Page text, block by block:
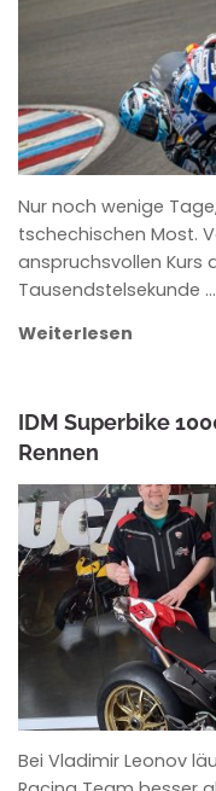
Nur noch wenige
tschechischen Most.
anspruchsvollen Kurs
Tausendstelsekunde …
Weiterlesen
IDM Superbike
Rennen
ANKE WIECZOREK
Bei Vladimir Leonov